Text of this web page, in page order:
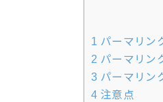
1 パーマリン
2 パーマリン
3 パーマリン
4 注意点